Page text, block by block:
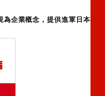
為企業概念，提供進軍日本